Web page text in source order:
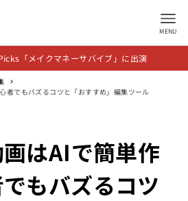
MENU
「メイクマネーサバイブ」に出演
者でもバズるコツと「おすすめ」編集ツール
はAIで簡単作
もバズるコツ